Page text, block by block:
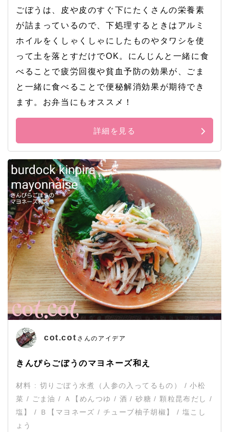
ごぼうは、皮や皮のすぐ下にたくさんの栄養素
が詰まっているので、下処理するときはアルミ
ホイルをくしゃくしゃにしたものやタワシを使
って土を落とすだけでOK。にんじんと一緒に食
べることで疲労回復や貧血予防の効果が、ごま
と一緒に食べることで便秘解消効果が期待でき
ます。お弁当にもオススメ！
詳細を見る
cot.cot さんのアイデア
きんぴらごぼうのマヨネーズ和え
材料 : 切りごぼう水煮（人参の入ってるもの） / 小松
菜 / ごま油 / Ａ【めんつゆ / 酒 / 砂糖 / 顆粒昆布だし /
塩】 / Ｂ【マヨネーズ / チューブ柚子胡椒】 / 塩こし
ょう